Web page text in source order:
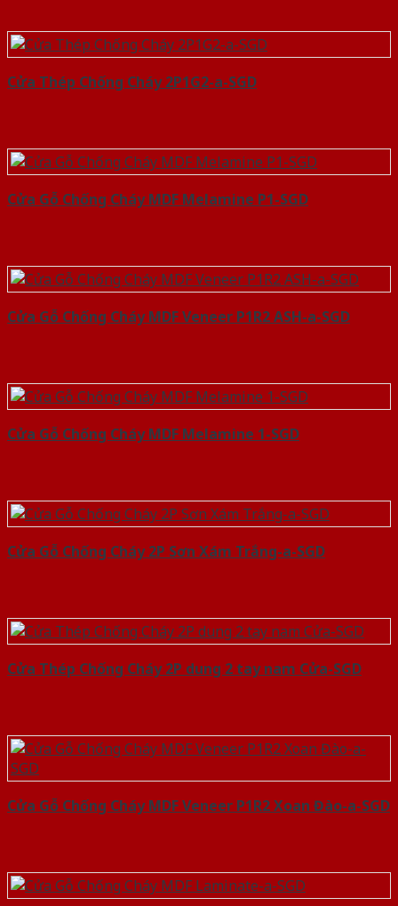
Cửa Thép Chống Cháy 2P1G2-a-SGD
Cửa Gỗ Chống Cháy MDF Melamine P1-SGD
Cửa Gỗ Chống Cháy MDF Veneer P1R2 ASH-a-SGD
Cửa Gỗ Chống Cháy MDF Melamine 1-SGD
Cửa Gỗ Chống Cháy 2P Sơn Xám Trắng-a-SGD
Cửa Thép Chống Cháy 2P dung 2 tay nam Cửa-SGD
Cửa Gỗ Chống Cháy MDF Veneer P1R2 Xoan Đào-a-SGD